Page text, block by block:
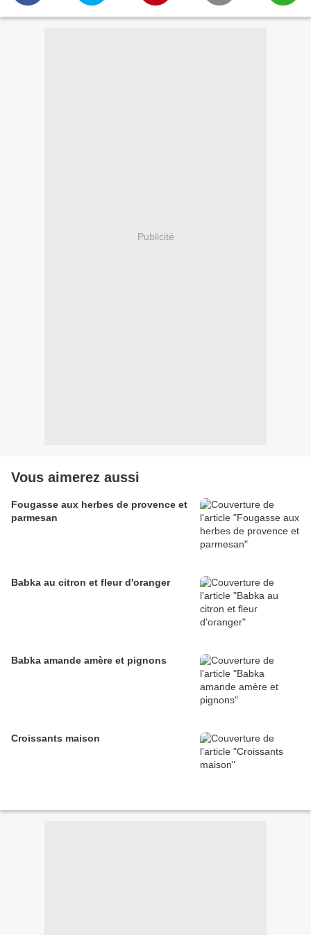
Publicité
Vous aimerez aussi
Fougasse aux herbes de provence et
parmesan
Babka au citron et fleur d'oranger
Babka amande amère et pignons
Croissants maison